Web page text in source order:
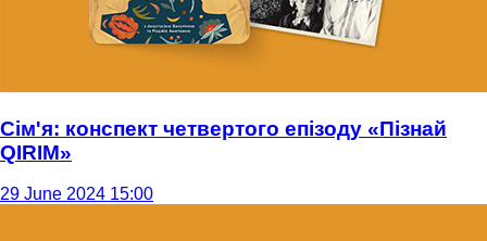
Сім'я: конспект четвертого епізоду «Пізнай
QIRIM»
29 June 2024 15:00